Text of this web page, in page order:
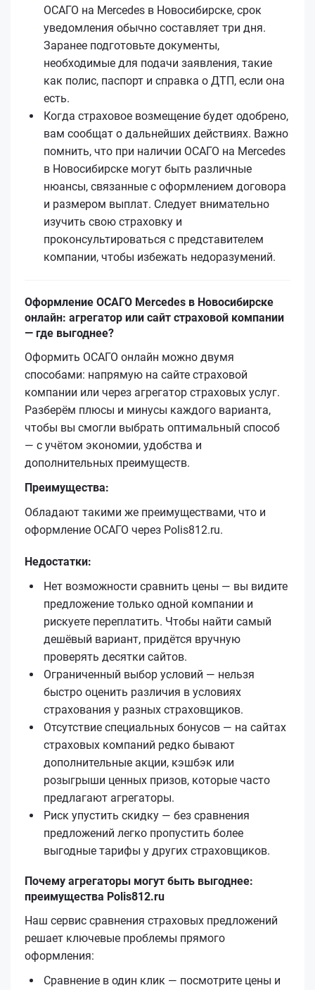
ОСАГО на Mercedes в Новосибирске, срок
уведомления обычно составляет три дня.
Заранее подготовьте документы,
необходимые для подачи заявления, такие
как полис, паспорт и справка о ДТП, если она
есть.
Когда страховое возмещение будет одобрено,
вам сообщат о дальнейших действиях. Важно
помнить, что при наличии ОСАГО на Mercedes
в Новосибирске могут быть различные
нюансы, связанные с оформлением договора
и размером выплат. Следует внимательно
изучить свою страховку и
проконсультироваться с представителем
компании, чтобы избежать недоразумений.
Оформление ОСАГО Mercedes в Новосибирске
онлайн: агрегатор или сайт страховой компании
— где выгоднее?
Оформить ОСАГО онлайн можно двумя
способами: напрямую на сайте страховой
компании или через агрегатор страховых услуг.
Разберём плюсы и минусы каждого варианта,
чтобы вы смогли выбрать оптимальный способ
— с учётом экономии, удобства и
дополнительных преимуществ.
Преимущества:
Обладают такими же преимуществами, что и
оформление ОСАГО через Polis812.ru.
Недостатки:
Нет возможности сравнить цены — вы видите
предложение только одной компании и
рискуете переплатить. Чтобы найти самый
дешёвый вариант, придётся вручную
проверять десятки сайтов.
Ограниченный выбор условий — нельзя
быстро оценить различия в условиях
страхования у разных страховщиков.
Отсутствие специальных бонусов — на сайтах
страховых компаний редко бывают
дополнительные акции, кэшбэк или
розыгрыши ценных призов, которые часто
предлагают агрегаторы.
Риск упустить скидку — без сравнения
предложений легко пропустить более
выгодные тарифы у других страховщиков.
Почему агрегаторы могут быть выгоднее:
преимущества Polis812.ru
Наш сервис сравнения страховых предложений
решает ключевые проблемы прямого
оформления:
Сравнение в один клик — посмотрите цены и